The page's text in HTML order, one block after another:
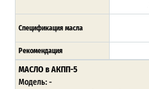
Спецификация масла
Рекомендация
МАСЛО в АКПП-5
Модель: -